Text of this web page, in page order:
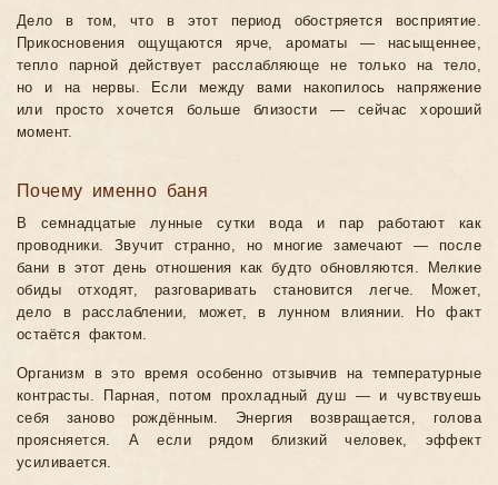
Дело в том, что в этот период обостряется восприятие.
Прикосновения ощущаются ярче, ароматы — насыщеннее,
тепло парной действует расслабляюще не только на тело,
но и на нервы. Если между вами накопилось напряжение
или просто хочется больше близости — сейчас хороший
момент.
Почему именно баня
В семнадцатые лунные сутки вода и пар работают как
проводники. Звучит странно, но многие замечают — после
бани в этот день отношения как будто обновляются. Мелкие
обиды отходят, разговаривать становится легче. Может,
дело в расслаблении, может, в лунном влиянии. Но факт
остаётся фактом.
Организм в это время особенно отзывчив на температурные
контрасты. Парная, потом прохладный душ — и чувствуешь
себя заново рождённым. Энергия возвращается, голова
проясняется. А если рядом близкий человек, эффект
усиливается.